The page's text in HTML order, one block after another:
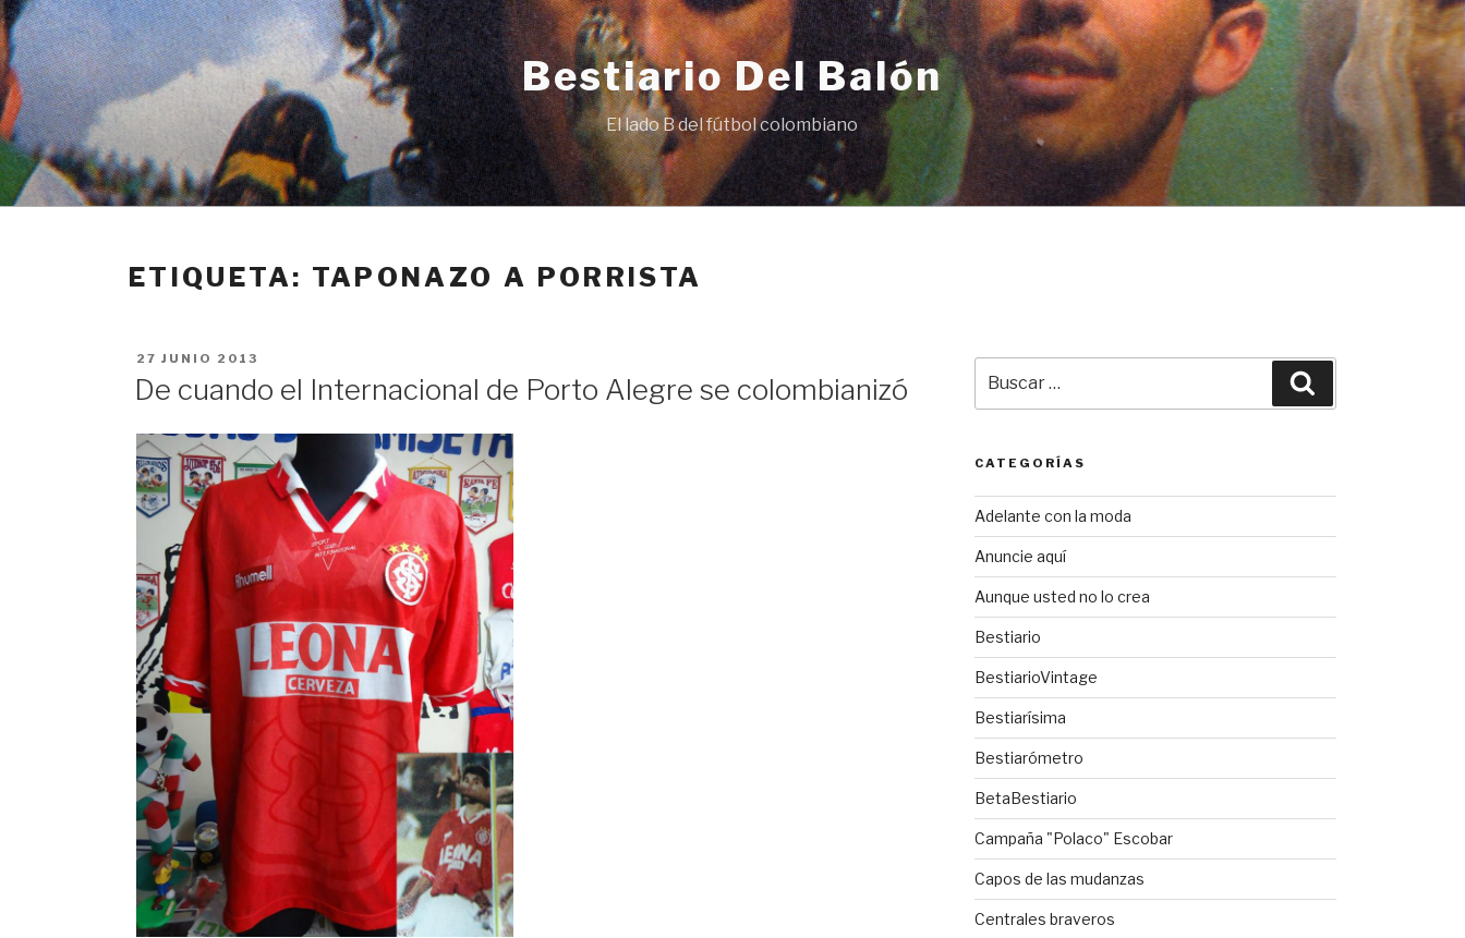
Ir
al
contenido
Bestiario Del Balón
El lado B del fútbol colombiano
ETIQUETA: TAPONAZO A PORRISTA
PUBLICADO
EN
27 JUNIO 2013
De cuando el Internacional de Porto Alegre se colombianizó
por:
CATEGORÍAS
Adelante con la moda
Anuncie aquí
Aunque usted no lo crea
Bestiario
BestiarioVintage
Bestiarísima
Bestiarómetro
BetaBestiario
Campaña "Polaco" Escobar
Capos de las mudanzas
Centrales braveros